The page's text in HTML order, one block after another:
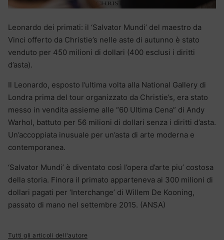
Leonardo dei primati: il ‘Salvator Mundi’ del maestro da
Vinci offerto da Christie’s nelle aste di autunno è stato
venduto per 450 milioni di dollari (400 esclusi i diritti
d’asta).
Il Leonardo, esposto l’ultima volta alla National Gallery di
Londra prima del tour organizzato da Christie’s, era stato
messo in vendita assieme alle “60 Ultima Cena” di Andy
Warhol, battuto per 56 milioni di dollari senza i diritti d’asta.
Un’accoppiata inusuale per un’asta di arte moderna e
contemporanea.
‘Salvator Mundi’ è diventato così l’opera d’arte piu’ costosa
della storia. Finora il primato apparteneva ai 300 milioni di
dollari pagati per ‘Interchange’ di Willem De Kooning,
passato di mano nel settembre 2015. (ANSA)
Tutti gli articoli dell'autore